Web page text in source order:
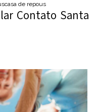
para idosos
casa de repouso particular
Contato Santa